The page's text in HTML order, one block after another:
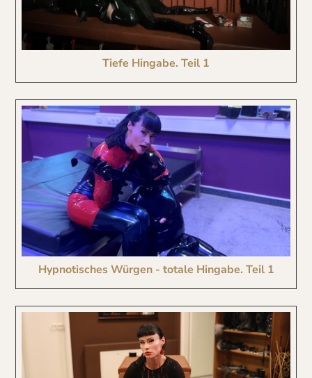
Tiefe Hingabe. Teil 1
Hypnotisches Würgen - totale Hingabe. Teil 1